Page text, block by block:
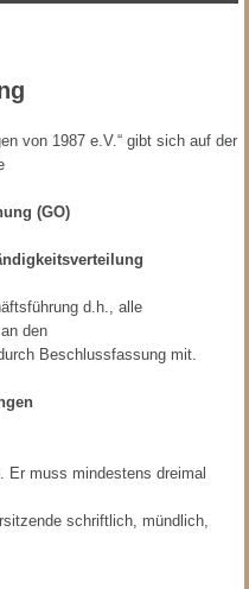
von 1987 e.V.“ gibt sich auf der
(GO)
d.h., alle
den
Beschlussfassung mit.
Er muss mindestens dreimal
schriftlich, mündlich,